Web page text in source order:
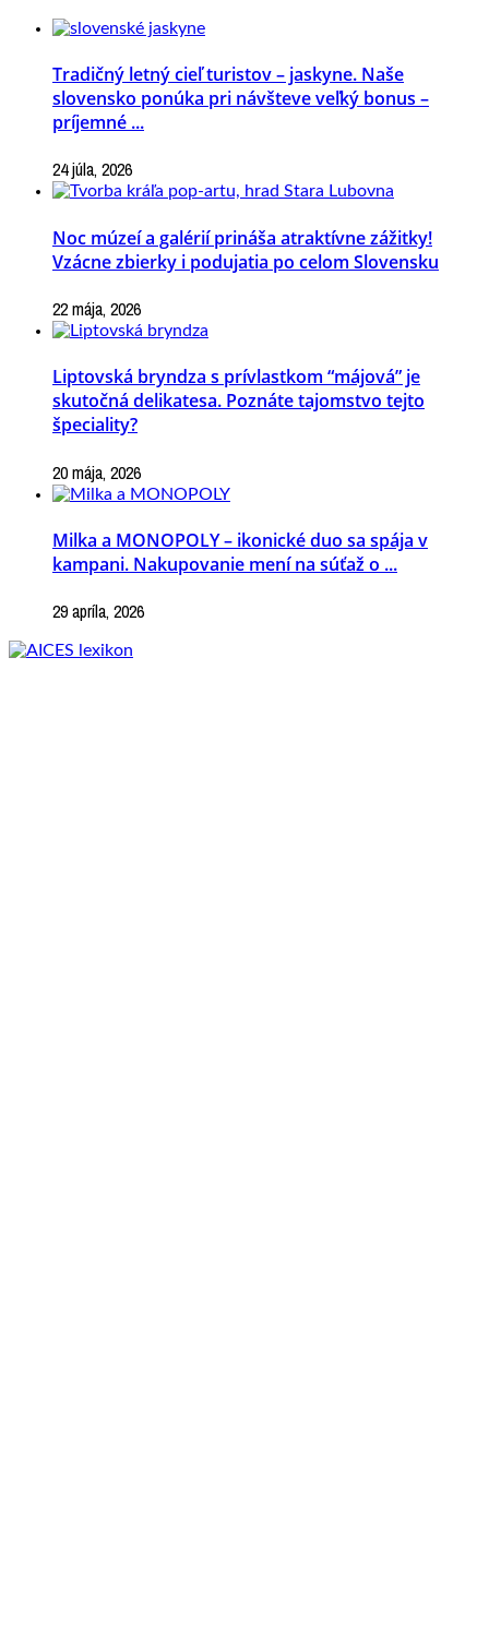
Tradičný letný cieľ turistov – jaskyne. Naše
slovensko ponúka pri návšteve veľký bonus –
príjemné ...
24 júla, 2026
Noc múzeí a galérií prináša atraktívne zážitky!
Vzácne zbierky i podujatia po celom Slovensku
22 mája, 2026
Liptovská bryndza s prívlastkom “májová” je
skutočná delikatesa. Poznáte tajomstvo tejto
špeciality?
20 mája, 2026
Milka a MONOPOLY – ikonické duo sa spája v
kampani. Nakupovanie mení na súťaž o ...
29 apríla, 2026